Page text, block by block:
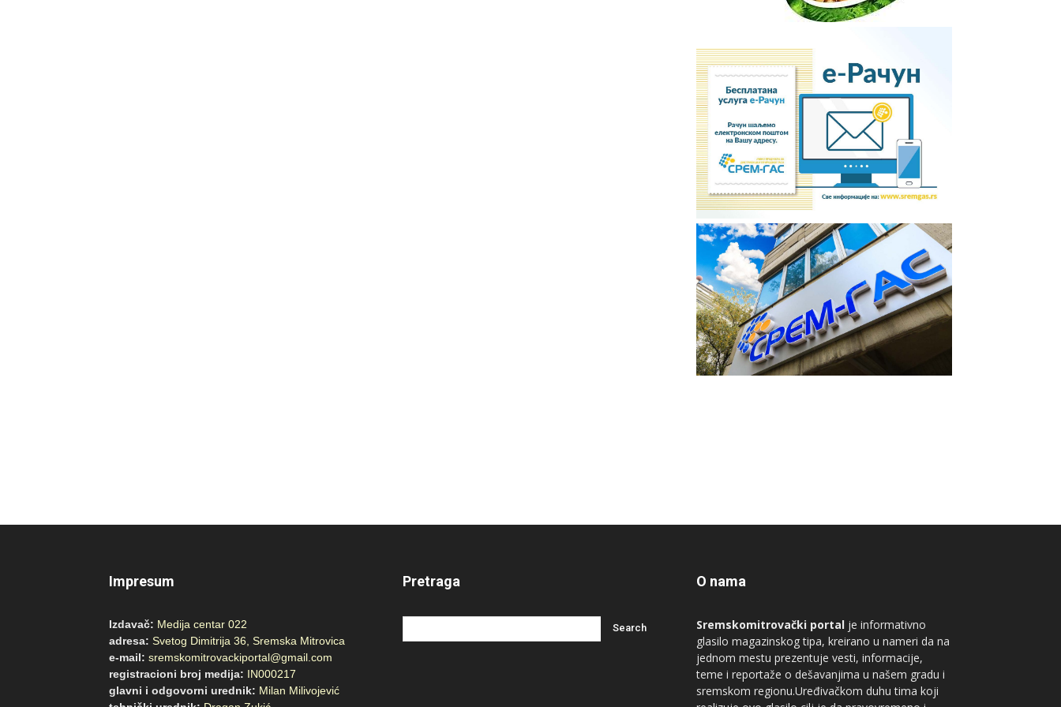
Impresum
Izdavač: Medija centar 022
adresa: Svetog Dimitrija 36, Sremska Mitrovica
e-mail: sremskomitrovackiportal@gmail.com
registracioni broj medija: IN000217
glavni i odgovorni urednik: Milan Milivojević
Pretraga O nama
Sremskomitrovački portal je informativno
glasilo magazinskog tipa, kreirano u nameri da na
jednom mestu prezentuje vesti, informacije,
teme i reportaže o dešavanjima u našem gradu i
sremskom regionu.Uređivačkom duhu tima koji